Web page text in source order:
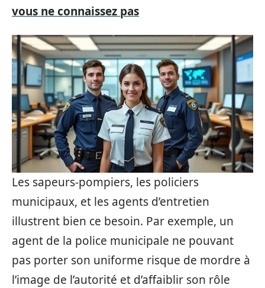
vous ne connaissez pas
Les sapeurs-pompiers, les policiers
municipaux, et les agents d’entretien
illustrent bien ce besoin. Par exemple, un
agent de la police municipale ne pouvant
pas porter son uniforme risque de mordre à
l’image de l’autorité et d’affaiblir son rôle